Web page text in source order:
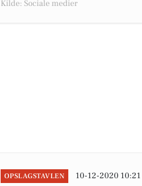
Kilde: Sociale medier
OPSLAGSTAVLEN 10-12-2020 10:21